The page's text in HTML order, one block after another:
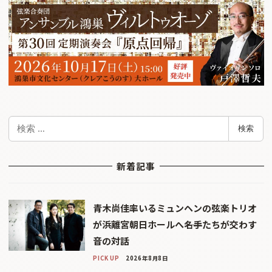
検
検索
新着記事
青木尚佳率いるミュンヘンの弦楽トリオ
が浜離宮朝日ホールへ――名手たちが交わす
音の対話
PICK UP 2026年8月8日